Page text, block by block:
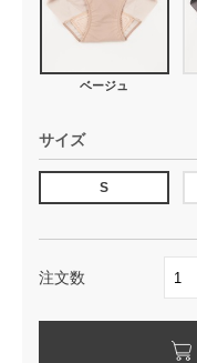
ベージュ
サイズ
S
注文数